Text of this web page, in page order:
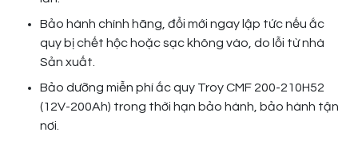
Bảo hành chính hãng, đổi mới ngay lập tức nếu ắc
quy bị chết hộc hoặc sạc không vào, do lỗi từ nhà
Sản xuất.
Bảo dưỡng miễn phí ắc quy Troy CMF 200-210H52
(12V-200Ah) trong thời hạn bảo hành, bảo hành tận
nơi.